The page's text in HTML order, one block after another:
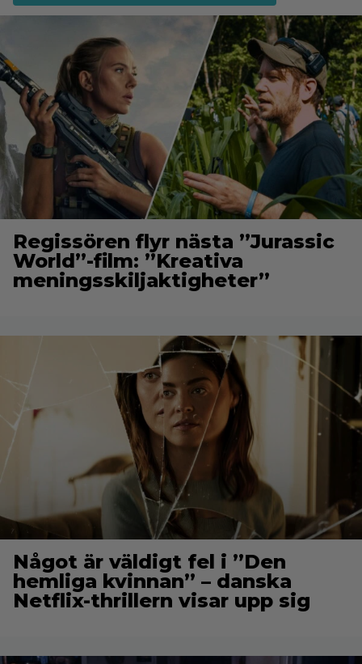
Regissören flyr nästa ”Jurassic
World”-film: ”Kreativa
meningsskiljaktigheter”
Något är väldigt fel i ”Den
hemliga kvinnan” – danska
Netflix-thrillern visar upp sig